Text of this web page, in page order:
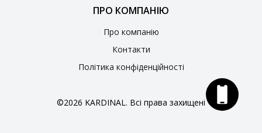
ПРО КОМПАНІЮ
Про компанію
Контакти
Політика конфіденційності
©2026 KARDINAL. Всі права захищені